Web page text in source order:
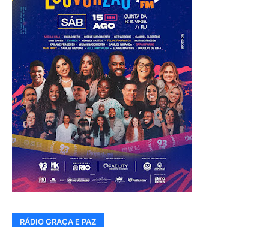
RÁDIO GRAÇA E PAZ